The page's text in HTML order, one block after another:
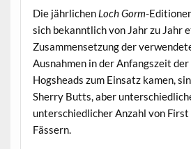
Die jährlichen Loch Gorm-
sich bekanntlich von Jahr zu Jahr
Zusammensetzung der
Ausnahmen in der Anfangszeit der
Hogsheads zum Einsatz kamen,
Sherry Butts, aber
unterschiedlicher Anzahl von
Fässern.